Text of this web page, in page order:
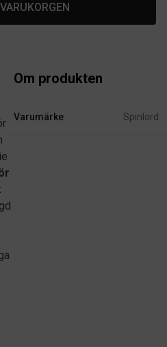
Om produkten
Varumärke Spinlord